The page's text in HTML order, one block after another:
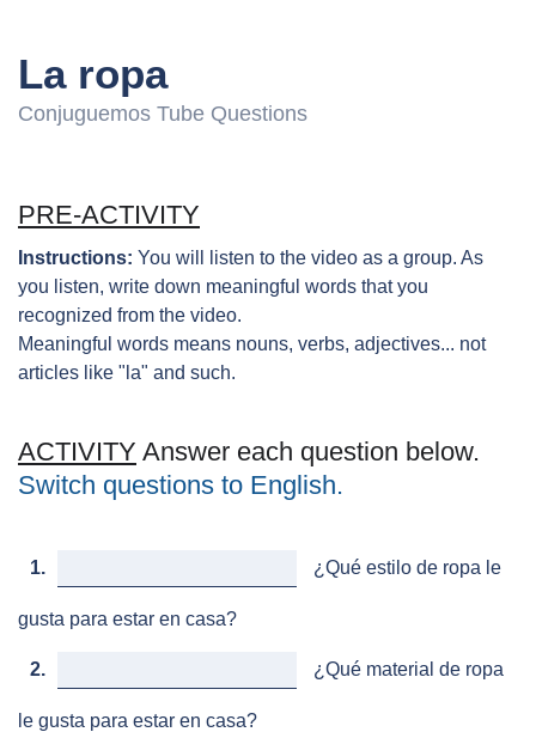
La ropa
Conjuguemos Tube Questions
PRE-ACTIVITY
Instructions: You will listen to the video as a group. As
you listen, write down meaningful words that you
recognized from the video.
Meaningful words means nouns, verbs, adjectives... not
articles like "la" and such.
ACTIVITY Answer each question below.
Switch questions to English.
1. ¿Qué estilo de ropa le
gusta para estar en casa?
2. ¿Qué material de ropa
le gusta para estar en casa?